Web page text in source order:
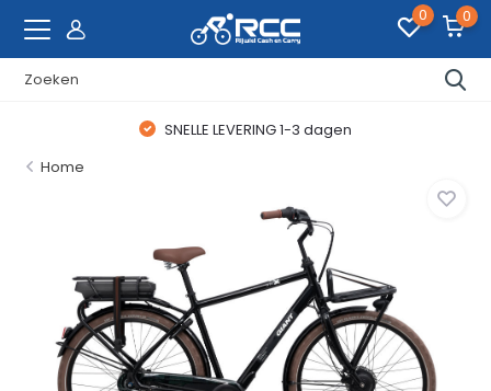
0 0
SNELLE LEVERING 1-3 dagen
Home